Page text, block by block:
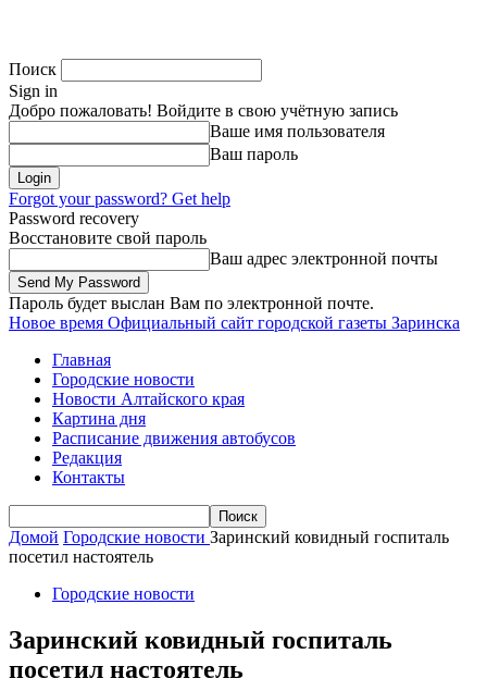
Поиск
Sign in
Добро пожаловать! Войдите в свою учётную запись
Ваше имя пользователя
Ваш пароль
Forgot your password? Get help
Password recovery
Восстановите свой пароль
Ваш адрес электронной почты
Пароль будет выслан Вам по электронной почте.
Новое время Официальный сайт городской газеты Заринска
Главная
Городские новости
Новости Алтайского края
Картина дня
Расписание движения автобусов
Редакция
Контакты
Домой Городские новости Заринский ковидный госпиталь
посетил настоятель
Городские новости
Заринский ковидный госпиталь
посетил настоятель